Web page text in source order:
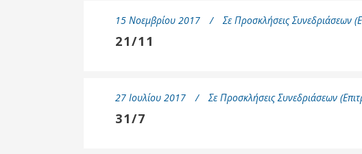
Αθλητικές
Δίκτυο
15 Νοεμβρίου 2017 Σε Προσκλήσεις Συνεδριάσεων
21/11
27 Ιουλίου 2017 Σε Προσκλήσεις Συνεδριάσεων
31/7